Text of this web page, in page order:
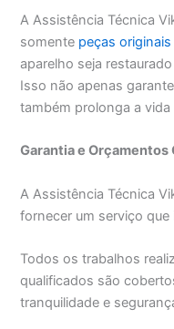
A Assistência Técnica
somente peças
aparelho seja
Isso não apenas
também prolonga a
Garantia e
A Assistência Técnica
fornecer um serviço
Todos os trabalhos
qualificados são
tranquilidade e